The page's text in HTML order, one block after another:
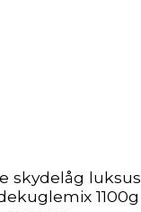
skydelåg luksus
1100g